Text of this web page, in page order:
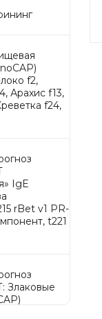
f2,
Арахис f13,
f24,
IgE
rBet v1 PR-
t221
Злаковые